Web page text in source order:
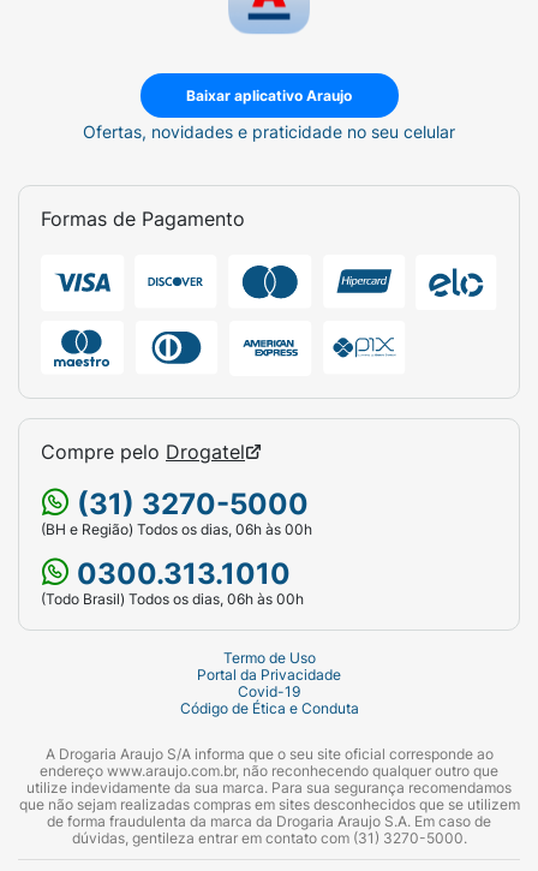
Baixar aplicativo Araujo
Ofertas, novidades e praticidade no seu celular
Formas de Pagamento
Compre pelo Drogatel
(31) 3270-5000
(BH e Região) Todos os dias, 06h às 00h
0300.313.1010
(Todo Brasil) Todos os dias, 06h às 00h
Termo de Uso
Portal da Privacidade
Covid-19
Código de Ética e Conduta
A Drogaria Araujo S/A informa que o seu site oficial corresponde ao
endereço www.araujo.com.br, não reconhecendo qualquer outro que
utilize indevidamente da sua marca. Para sua segurança recomendamos
que não sejam realizadas compras em sites desconhecidos que se utilizem
de forma fraudulenta da marca da Drogaria Araujo S.A. Em caso de
dúvidas, gentileza entrar em contato com (31) 3270-5000.